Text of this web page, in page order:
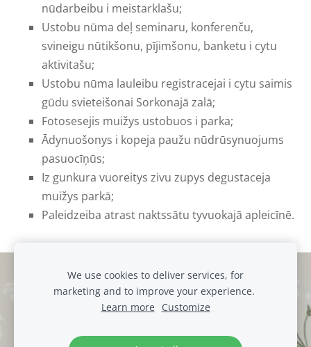
nūdarbeibu i meistarklašu;
Ustobu nūma deļ seminaru, konferenču,
svineigu nūtikšonu, pījimšonu, banketu i cytu
aktivitašu;
Ustobu nūma lauleibu registracejai i cytu saimis
gūdu svieteišonai Sorkonajā zalā;
Fotosesejis muižys ustobuos i parka;
Ādynuošonys i kopeja paužu nūdrūsynuojums
pasuocīņūs;
Iz gunkura vuoreitys zivu zupys degustaceja
muižys parkā;
Paleidzeiba atrast naktssātu tyvuokajā apleicīnē.
Cookies
muiza@luznava.lv
We use cookies to deliver services, for
marketing and to improve your experience.
Learn more
Customize